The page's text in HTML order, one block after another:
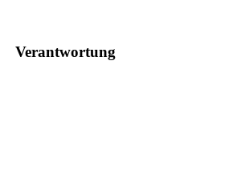
Verantwortung